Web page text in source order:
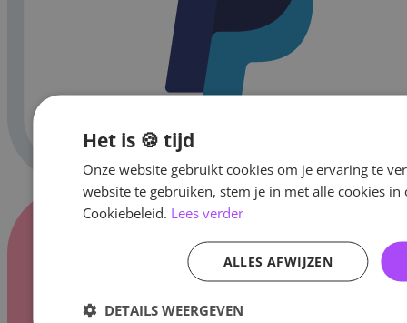
Het is 🍪 tijd
Onze website gebruikt cookies om je ervaring te
website te gebruiken, stem je in met alle cookies
Cookiebeleid. Lees verder
ALLES AFWIJZEN
DETAILS WEERGEVEN